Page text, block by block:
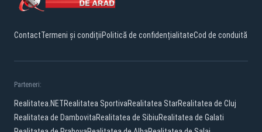
ContactTermeni și condițiiPolitică de confidențialitateCod de conduită
Parteneri:
Realitatea.NETRealitatea SportivaRealitatea StarRealitatea de Cluj
Realitatea de DambovitaRealitatea de SibiuRealitatea de Galati